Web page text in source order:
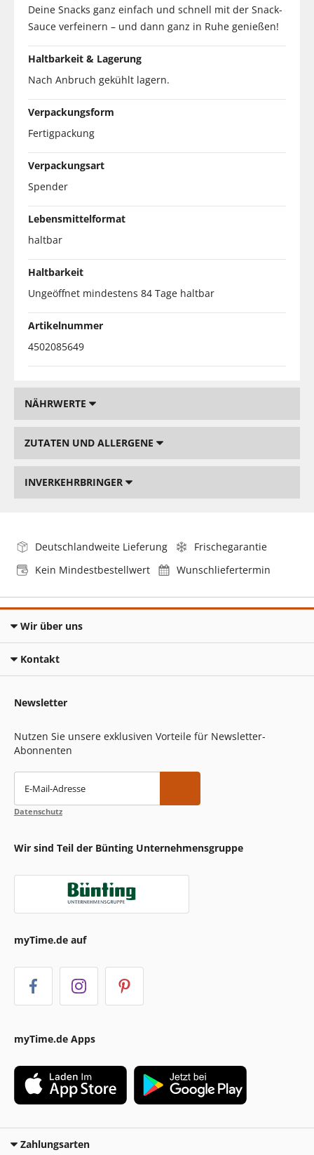
Deine Snacks ganz einfach und schnell mit der Snack-
Sauce verfeinern – und dann ganz in Ruhe genießen!
Haltbarkeit & Lagerung
Nach Anbruch gekühlt lagern.
Verpackungsform
Fertigpackung
Verpackungsart
Spender
Lebensmittelformat
haltbar
Haltbarkeit
Ungeöffnet mindestens 84 Tage haltbar
Artikelnummer
4502085649
NÄHRWERTE
ZUTATEN UND ALLERGENE
INVERKEHRBRINGER
Deutschlandweite Lieferung
Frischegarantie
Kein Mindestbestellwert
Wunschliefertermin
Wir über uns
Kontakt
Newsletter
Nutzen Sie unsere exklusiven Vorteile für Newsletter-
Abonnenten
E-Mail-Adresse
Datenschutz
Wir sind Teil der Bünting Unternehmensgruppe
myTime.de auf
myTime.de Apps
Zahlungsarten